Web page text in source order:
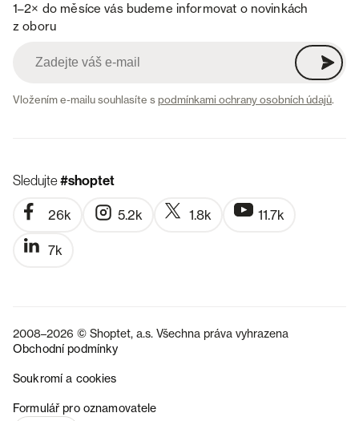
1–2× do měsíce vás budeme informovat o novinkách
z oboru
Vložením e-mailu souhlasíte spodmínkami ochrany osobních údajů.
Sledujte#shoptet
26k 5.2k 1.8k 11.7k
7k
2008–2026 © Shoptet, a.s. Všechna práva vyhrazena
Obchodní podmínky
Soukromí a cookies
Formulář pro oznamovatele